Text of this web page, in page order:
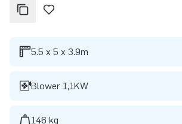
5.5 x 5 x 3.9m
Blower 1,1KW
146 kg